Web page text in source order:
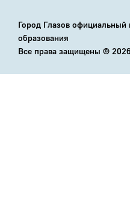
Город Глазов официальный
образования
Все права защищены © 2026